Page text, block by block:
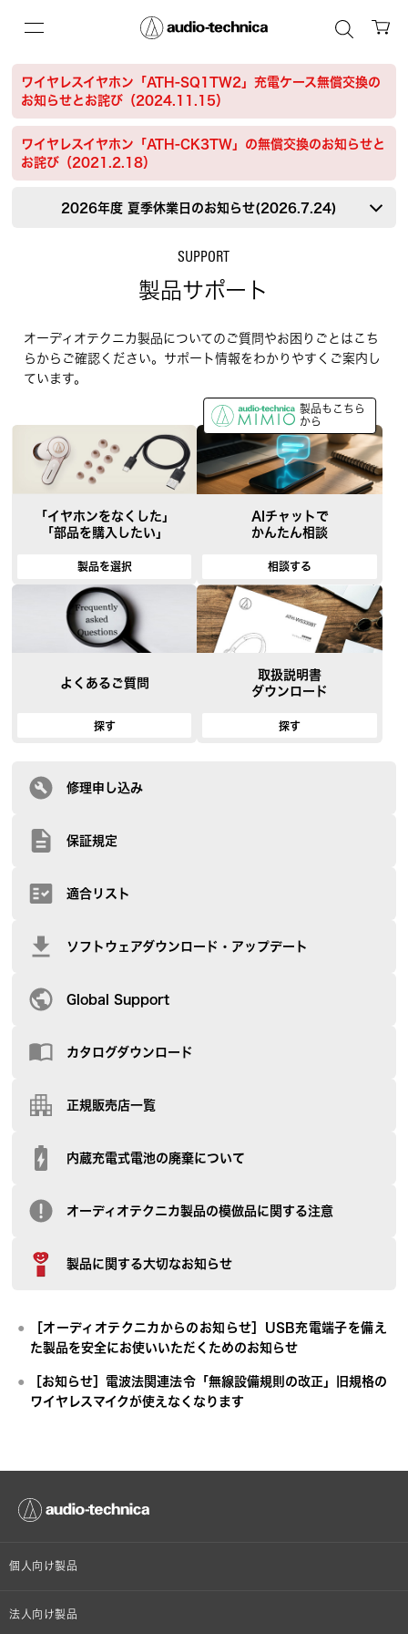
SUPPORT
製品サポート
ワイヤレスイヤホン「ATH-SQ1TW2」充電ケース無償交換の
お知らせとお詫び（2024.11.15）
ワイヤレスイヤホン「ATH-CK3TW」の無償交換のお知らせと
お詫び（2021.2.18）
2026年度 夏季休業日のお知らせ(2026.7.24)
オーディオテクニカ製品についてのご質問やお困りごとはこち
らからご確認ください。サポート情報をわかりやすくご案内し
ています。
「イヤホンをなくした」
「部品を購入したい」
製品を選択
製品もこちら
から
AIチャットで
かんたん相談
相談する
よくあるご質問
探す
取扱説明書
ダウンロード
探す
修理申し込み
保証規定
適合リスト
ソフトウェアダウンロード・アップデート
Global Support
カタログダウンロード
正規販売店一覧
内蔵充電式電池の廃棄について
オーディオテクニカ製品の模倣品に関する注意
製品に関する大切なお知らせ
［オーディオテクニカからのお知らせ］USB充電端子を備え
た製品を安全にお使いいただくためのお知らせ
［お知らせ］電波法関連法令「無線設備規則の改正」旧規格の
ワイヤレスマイクが使えなくなります
個人向け製品
オンラインストア限定
法人向け製品